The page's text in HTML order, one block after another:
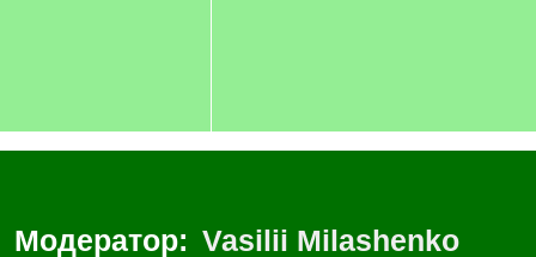
Модератор: Vasilii Milashenko